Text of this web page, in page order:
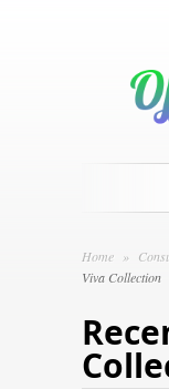
Home »
Viva Collection